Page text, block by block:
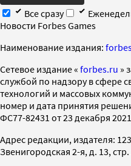
Все сразу
Новости Forbes Games
Наименование издания:
Cетевое издание « forbes.ru »
службой по надзору в сфере
технологий и массовых
номер и дата принятия
ФС77-82431 от 23 декабря 2021
Адрес редакции, издателя:
Звенигородская 2-я, д. 13, стр.